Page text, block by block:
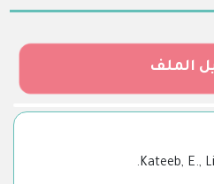
Kateeb, E.,